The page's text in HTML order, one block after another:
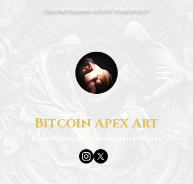
Bitcoin Apex Art
Gratisversand ab 150€ Warenwert!